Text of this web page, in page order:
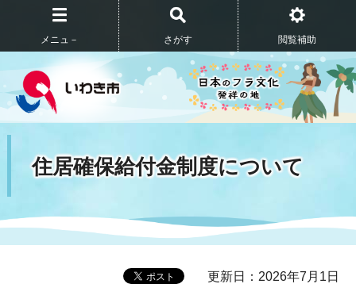
メニュ－ さがす 閲覧補助
住居確保給付金制度について
更新日：2026年7月1日